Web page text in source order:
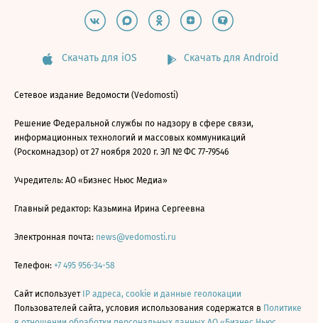
Скачать для iOS Скачать для Android
Сетевое издание Ведомости (Vedomosti)
Решение Федеральной службы по надзору в сфере связи,
информационных технологий и массовых коммуникаций
(Роскомнадзор) от 27 ноября 2020 г. ЭЛ № ФС 77-79546
Учредитель: АО «Бизнес Ньюс Медиа»
Главный редактор: Казьмина Ирина Сергеевна
Электронная почта: news@vedomosti.ru
Телефон: +7 495 956-34-58
Сайт использует IP адреса, cookie и данные геолокации
Пользователей сайта, условия использования содержатся в Политике